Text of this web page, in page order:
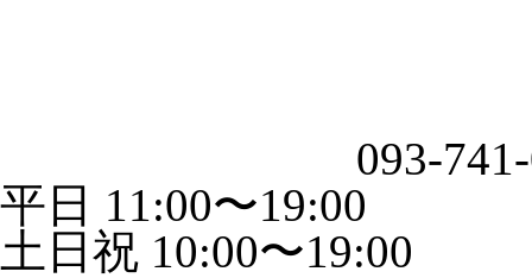
093-
平日 11:00〜19:00
土日祝 10:00〜19:00